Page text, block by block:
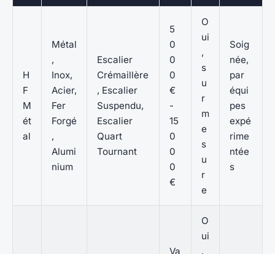
H
F
M
ét
al
Métal
,
Inox,
Acier,
Fer
Forgé
,
Alumi
nium
Escalier
Crémaillère
, Escalier
Suspendu,
Escalier
Quart
Tournant
5
0
0
0
€
-
15
0
0
0
€
O
ui
,
s
u
r
m
e
s
u
r
e
Soig
née,
par
équi
pes
expé
rime
ntée
s
Va
O
ui
,